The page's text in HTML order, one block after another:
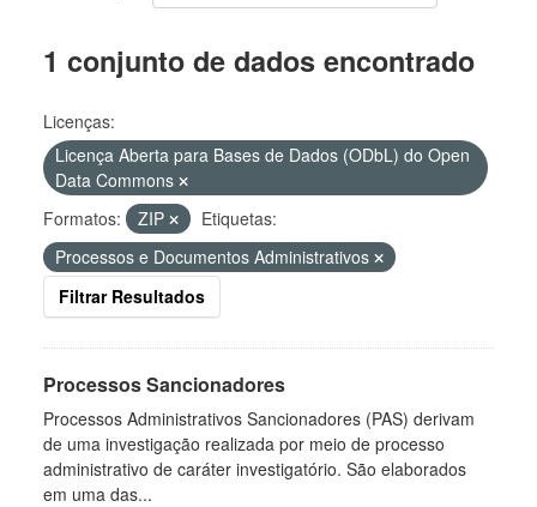
1 conjunto de dados encontrado
Licenças:
Licença Aberta para Bases de Dados (ODbL) do Open
Data Commons
Formatos:
ZIP
Etiquetas:
Processos e Documentos Administrativos
Filtrar Resultados
Processos Sancionadores
Processos Administrativos Sancionadores (PAS) derivam
de uma investigação realizada por meio de processo
administrativo de caráter investigatório. São elaborados
em uma das...